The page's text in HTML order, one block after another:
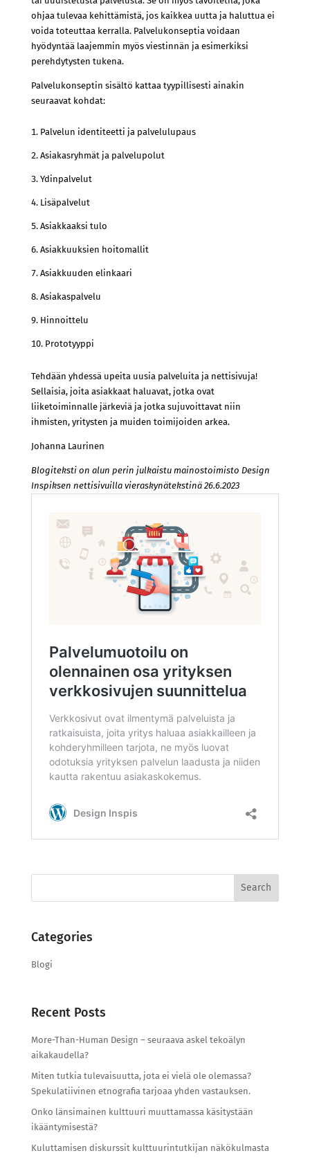
ohjaa tulevaa kehittämistä, jos kaikkea uutta ja haluttua ei
voida toteuttaa kerralla. Palvelukonseptia voidaan
hyödyntää laajemmin myös viestinnän ja esimerkiksi
perehdytysten tukena.
Palvelukonseptin sisältö kattaa tyypillisesti ainakin
seuraavat kohdat:
Palvelun identiteetti ja palvelulupaus
Asiakasryhmät ja palvelupolut
Ydinpalvelut
Lisäpalvelut
Asiakkaaksi tulo
Asiakkuuksien hoitomallit
Asiakkuuden elinkaari
Asiakaspalvelu
Hinnoittelu
Prototyyppi
Tehdään yhdessä upeita uusia palveluita ja nettisivuja!
Sellaisia, joita asiakkaat haluavat, jotka ovat
liiketoiminnalle järkeviä ja jotka sujuvoittavat niin
ihmisten, yritysten ja muiden toimijoiden arkea.
Johanna Laurinen
Blogiteksti on alun perin julkaistu mainostoimisto Design
Inspiksen nettisivuilla vieraskynätekstinä 26.6.2023
Search
Categories
Blogi
Recent Posts
More-Than-Human Design – seuraava askel tekoälyn
aikakaudella?
Miten tutkia tulevaisuutta, jota ei vielä ole olemassa?
Spekulatiivinen etnografia tarjoaa yhden vastauksen.
Onko länsimainen kulttuuri muuttamassa käsitystään
ikääntymisestä?
Kuluttamisen diskurssit kulttuurintutkijan näkökulmasta